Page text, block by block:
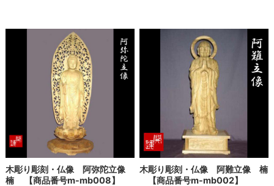
木彫り彫刻・仏像 阿弥陀立像
楠 【商品番号m-mb008】
木彫り彫刻・仏像 阿難立像 楠
【商品番号m-mb002】